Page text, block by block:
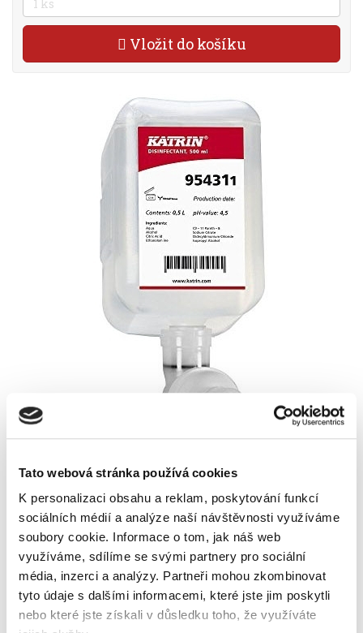
Tato webová stránka používá cookies
K personalizaci obsahu a reklam, poskytování funkcí
sociálních médií a analýze naší návštěvnosti využíváme
soubory cookie. Informace o tom, jak náš web
využíváme, sdílíme se svými partnery pro sociální
média, inzerci a analýzy. Partneři mohou zkombinovat
tyto údaje s dalšími informacemi, které jste jim poskytli
nebo které jste získali v důsledku toho, že využíváte
Vložit do košíku
Skladem
Popis Alternativní produkty
dezinfekční pěna na WC sedátka
pro zásobník Katrin
objem 500 ml